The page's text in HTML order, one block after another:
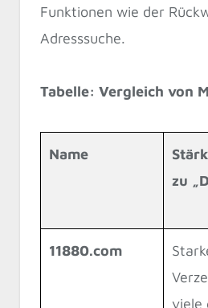
Funktionen wie der
Adresssuche.
Tabelle: Vergleich von
Name
zu
11880.com
viele